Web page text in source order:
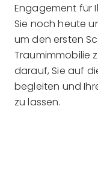
Engagement für
Sie noch heute
um den ersten
Traumimmobilie
darauf, Sie auf
begleiten und
zu lassen.